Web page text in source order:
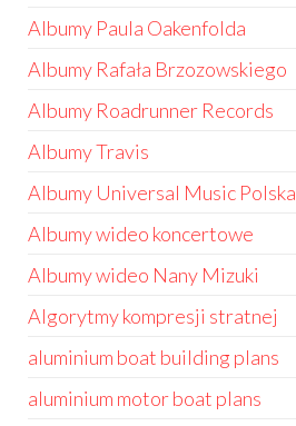
Albumy Paula Oakenfolda
Albumy Rafała Brzozowskiego
Albumy Roadrunner Records
Albumy Travis
Albumy Universal Music Polska
Albumy wideo koncertowe
Albumy wideo Nany Mizuki
Algorytmy kompresji stratnej
aluminium boat building plans
aluminium motor boat plans